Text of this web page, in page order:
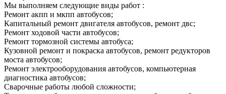
Мы выполняем следующие виды работ :
Ремонт акпп и мкпп автобусов;
Капитальный ремонт двигателя автобусов, ремонт двс;
Ремонт ходовой части автобусов;
Ремонт тормозной системы автобуса;
Кузовной ремонт и покраска автобусов, ремонт редукторов
моста автобусов;
Ремонт электрооборудования автобусов, компьютерная
диагностика автобусов;
Сварочные работы любой сложности;